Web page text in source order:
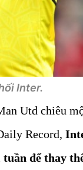
Inter.
Utd chiêu
Record,
để thay